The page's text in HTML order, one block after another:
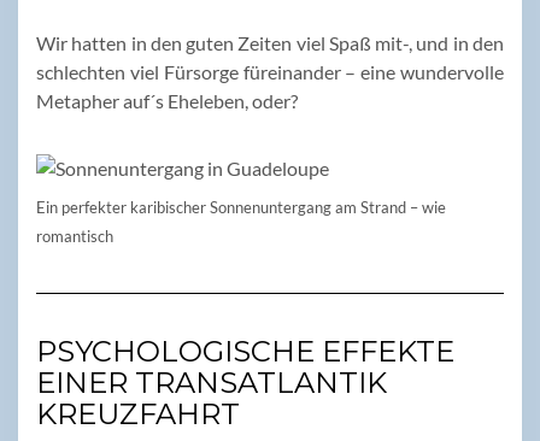
Wir hatten in den guten Zeiten viel Spaß mit-, und in den
schlechten viel Fürsorge füreinander – eine wundervolle
Metapher auf´s Eheleben, oder?
Ein perfekter karibischer Sonnenuntergang am Strand – wie
romantisch
PSYCHOLOGISCHE EFFEKTE
EINER TRANSATLANTIK
KREUZFAHRT